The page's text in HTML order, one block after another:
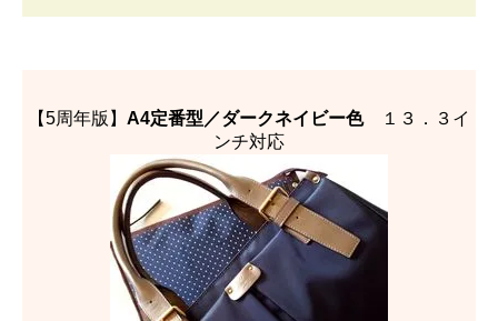
【5周年版】 A4定番型／ダークネイビー色１３．３イ
ンチ対応